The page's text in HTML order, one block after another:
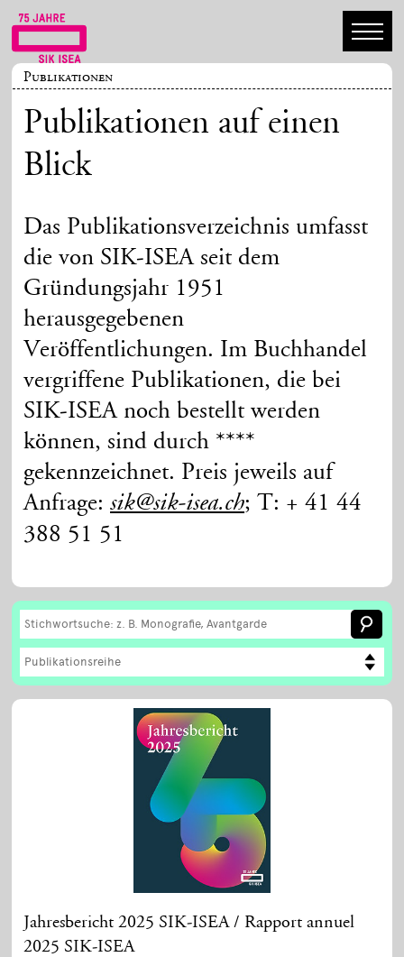
Publikationen
Publikationen auf einen
Blick
Das Publikationsverzeichnis umfasst
die von SIK-ISEA seit dem
Gründungsjahr 1951
herausgegebenen
Veröffentlichungen. Im Buchhandel
vergriffene Publikationen, die bei
SIK-ISEA noch bestellt werden
können, sind durch ****
gekennzeichnet. Preis jeweils auf
Anfrage:sik@sik-isea.ch; T: + 41 44
388 51 51
Publikationsreihe
Jahresbericht 2025 SIK-ISEA / Rapport annuel
2025 SIK-ISEA